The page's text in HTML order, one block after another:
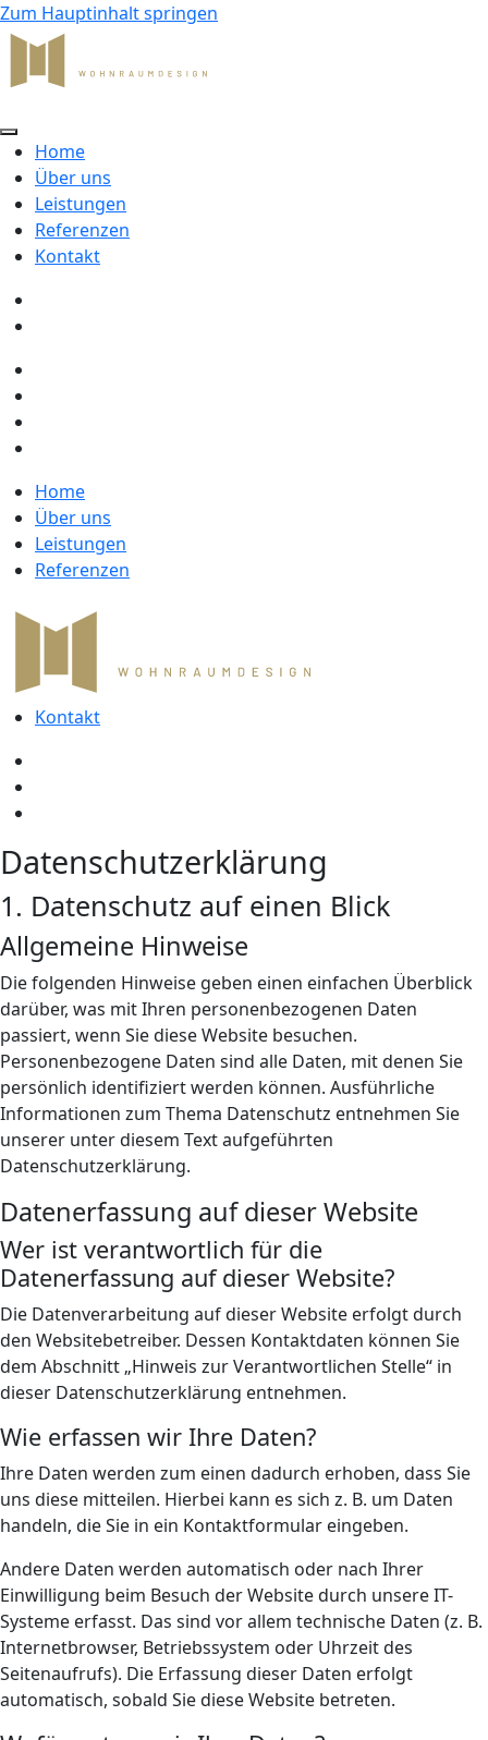
Zum Hauptinhalt springen
Home
Über uns
Leistungen
Referenzen
Kontakt
Home
Über uns
Leistungen
Referenzen
Kontakt
Datenschutzerklärung
1. Datenschutz auf einen Blick
Allgemeine Hinweise
Die folgenden Hinweise geben einen einfachen Überblick
darüber, was mit Ihren personenbezogenen Daten
passiert, wenn Sie diese Website besuchen.
Personenbezogene Daten sind alle Daten, mit denen Sie
persönlich identifiziert werden können. Ausführliche
Informationen zum Thema Datenschutz entnehmen Sie
unserer unter diesem Text aufgeführten
Datenschutzerklärung.
Datenerfassung auf dieser Website
Wer ist verantwortlich für die
Datenerfassung auf dieser Website?
Die Datenverarbeitung auf dieser Website erfolgt durch
den Websitebetreiber. Dessen Kontaktdaten können Sie
dem Abschnitt „Hinweis zur Verantwortlichen Stelle“ in
dieser Datenschutzerklärung entnehmen.
Wie erfassen wir Ihre Daten?
Ihre Daten werden zum einen dadurch erhoben, dass Sie
uns diese mitteilen. Hierbei kann es sich z. B. um Daten
handeln, die Sie in ein Kontaktformular eingeben.
Andere Daten werden automatisch oder nach Ihrer
Einwilligung beim Besuch der Website durch unsere IT-
Systeme erfasst. Das sind vor allem technische Daten (z. B.
Internetbrowser, Betriebssystem oder Uhrzeit des
Seitenaufrufs). Die Erfassung dieser Daten erfolgt
automatisch, sobald Sie diese Website betreten.